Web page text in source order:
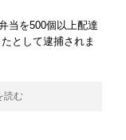
当を500個以上配達
として逮捕されま
読む